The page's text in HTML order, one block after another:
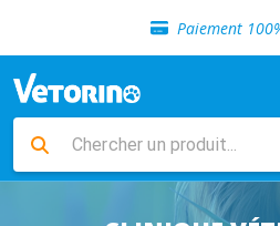
Paiement
Livraison gratuite en
Sélection de
Livraison gratuite en
Retour gratuit
Sélection de